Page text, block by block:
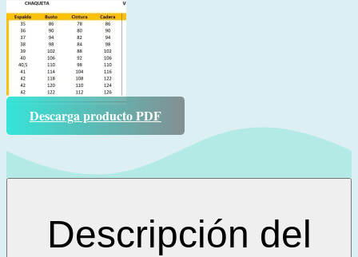
Descarga producto PDF
Descripción del